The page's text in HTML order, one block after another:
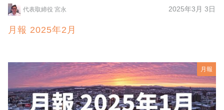
代表取締役 宮永 2025年3月 3日
月報 2025年2月
月報